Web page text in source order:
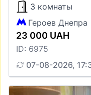
3 комнаты
Героев Днепра
23 000 UAH
ID: 6975
07-08-2026,